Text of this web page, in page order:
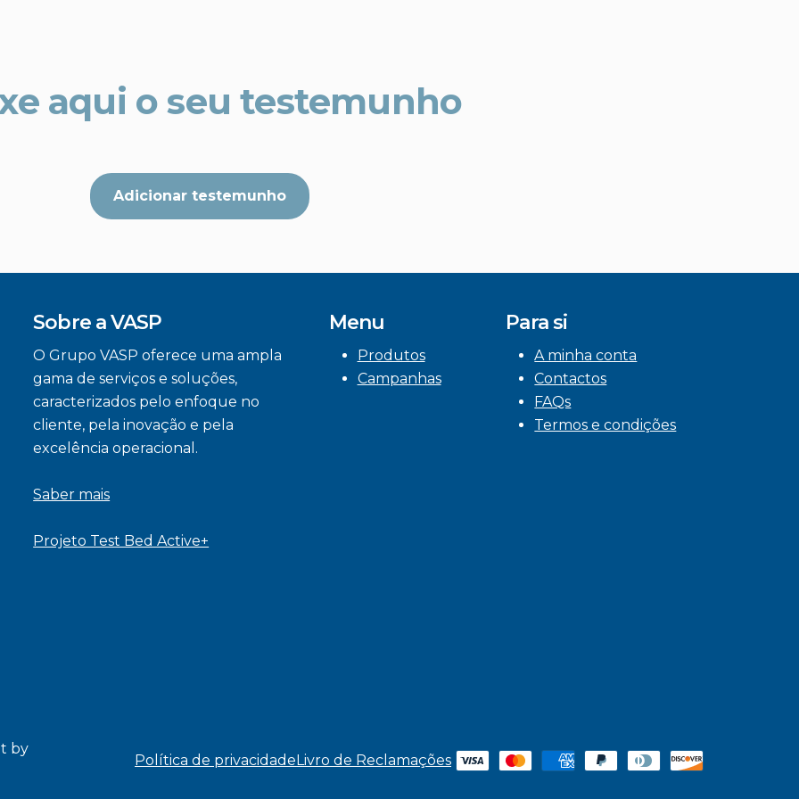
aqui o seu testemunho
Adicionar testemunho
Sobre a VASP
O Grupo VASP oferece uma ampla
gama de serviços e soluções,
caracterizados pelo enfoque no
cliente, pela inovação e pela
excelência operacional.
Saber mais
Projeto Test Bed Active+
Menu
Produtos
Campanhas
Para si
A minha conta
Contactos
FAQs
Termos e condições
by
Política de privacidadeLivro de Reclamações